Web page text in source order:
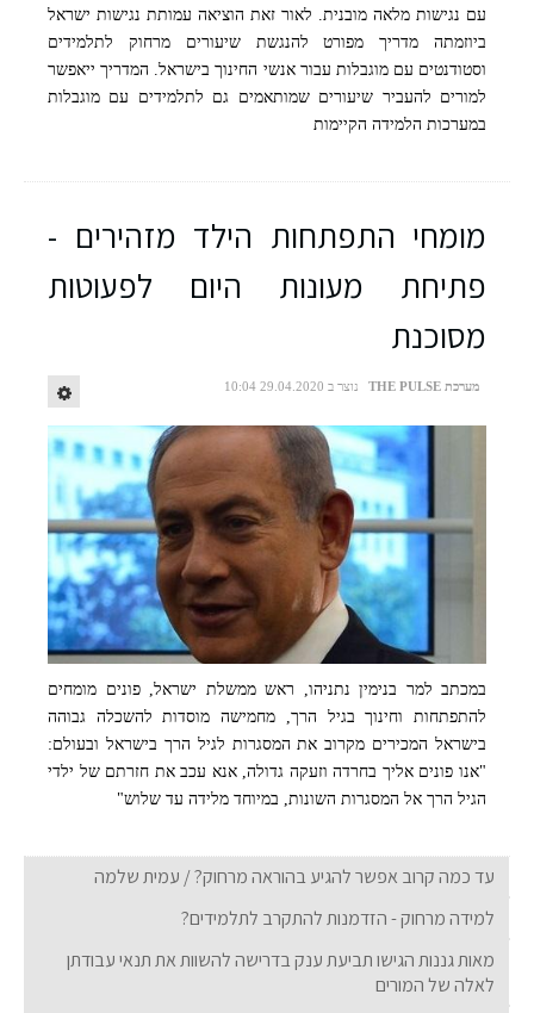
עם נגישות מלאה מובנית. לאור זאת הוציאה עמותת נגישות ישראל
ביוזמתה מדריך מפורט להנגשת שיעורים מרחוק לתלמידים
וסטודנטים עם מוגבלות עבור אנשי החינוך בישראל. המדריך ייאפשר
למורים להעביר שיעורים שמותאמים גם לתלמידים עם מוגבלות
במערכות הלמידה הקיימות
מומחי התפתחות הילד מזהירים -
פתיחת מעונות היום לפעוטות
מסוכנת
מערכת THE PULSE נוצר ב 29.04.2020 10:04
במכתב למר בנימין נתניהו, ראש ממשלת ישראל, פונים מומחים
להתפתחות וחינוך בגיל הרך, מחמישה מוסדות להשכלה גבוהה
בישראל המכירים מקרוב את המסגרות לגיל הרך בישראל ובעולם:
"אנו פונים אליך בחרדה וזעקה גדולה, אנא עכב את חזרתם של ילדי
הגיל הרך אל המסגרות השונות, במיוחד מלידה עד שלוש"
עד כמה קרוב אפשר להגיע בהוראה מרחוק? / עמית שלמה
למידה מרחוק - הזדמנות להתקרב לתלמידים?
מאות גננות הגישו תביעת ענק בדרישה להשוות את תנאי עבודתן
לאלה של המורים